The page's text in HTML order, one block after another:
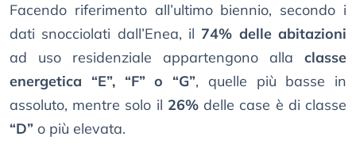
Facendo riferimento all’ultimo biennio, secondo i
dati snocciolati dall’Enea, il 74% delle abitazioni
ad uso residenziale appartengono alla classe
energetica “E”, “F” o “G”, quelle più basse in
assoluto, mentre solo il 26%delle case è di classe
“D” o più elevata.